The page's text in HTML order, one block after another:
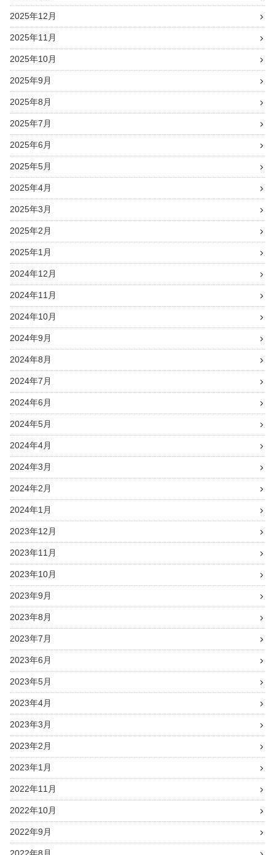
2025年12月
2025年11月
2025年10月
2025年9月
2025年8月
2025年7月
2025年6月
2025年5月
2025年4月
2025年3月
2025年2月
2025年1月
2024年12月
2024年11月
2024年10月
2024年9月
2024年8月
2024年7月
2024年6月
2024年5月
2024年4月
2024年3月
2024年2月
2024年1月
2023年12月
2023年11月
2023年10月
2023年9月
2023年8月
2023年7月
2023年6月
2023年5月
2023年4月
2023年3月
2023年2月
2023年1月
2022年11月
2022年10月
2022年9月